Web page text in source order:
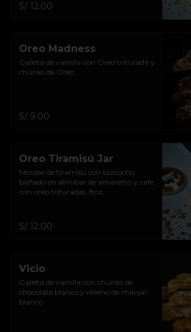
S/ 12.00
Oreo Madness
Galleta de vainilla con Oreo triturada y
chunks de Oreo.
S/ 9.00
Oreo Tiramisú Jar
Mousse de tiramisú con bizcocho
bañado en almíbar de amaretto y café
con oreo trituradas. 8oz.
S/ 12.00
Vicio
Galleta de vainilla con chunks de
chocolate blanco y relleno de manjar
blanco.